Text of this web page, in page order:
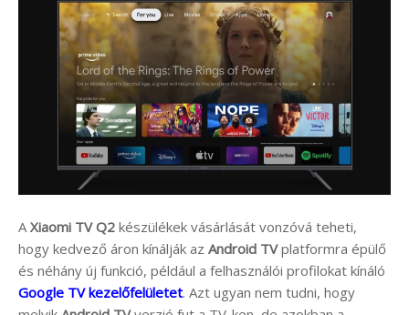
A Xiaomi TV Q2 készülékek vásárlását vonzóvá teheti,
hogy kedvező áron kínálják az Android TVplatformra épülő
és néhány új funkció, például a felhasználói profilokat kínáló
Google TV kezelőfelületet. Azt ugyan nem tudni, hogy